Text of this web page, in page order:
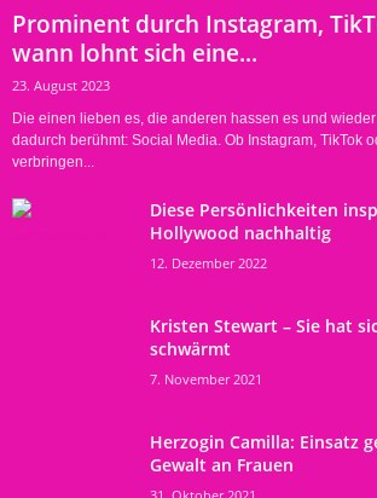
Prominent durch Instagram,
wann lohnt sich eine...
23. August 2023
Die einen lieben es, die anderen hassen es und
dadurch berühmt: Social Media. Ob Instagram, TikTok
verbringen...
Diese Persönlichkeiten
Hollywood nachhaltig
12. Dezember 2022
Kristen Stewart – Sie hat
schwärmt
7. November 2021
Herzogin Camilla: Einsatz
Gewalt an Frauen